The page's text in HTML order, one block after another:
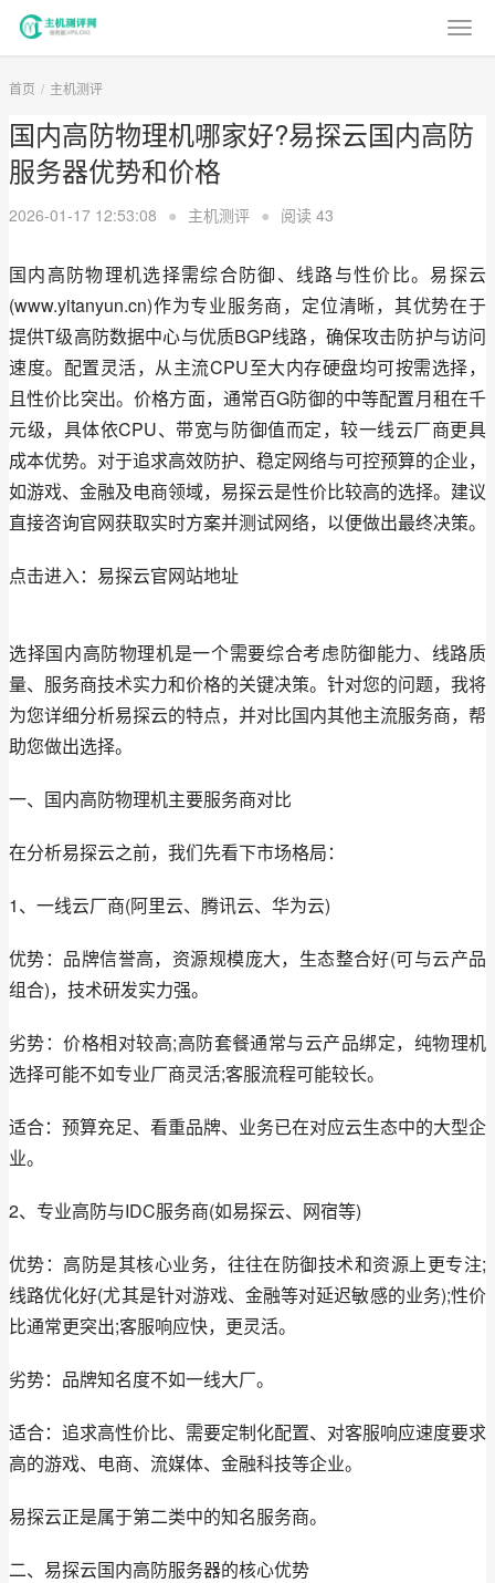
首页 主机测评
国内高防物理机哪家好?易探云国内高防
服务器优势和价格
2026-01-17 12:53:08 ● 主机测评 ● 阅读 43
国内高防物理机选择需综合防御、线路与性价比。易探云
(www.yitanyun.cn)作为专业服务商，定位清晰，其优势在于
提供T级高防数据中心与优质BGP线路，确保攻击防护与访问
速度。配置灵活，从主流CPU至大内存硬盘均可按需选择，
且性价比突出。价格方面，通常百G防御的中等配置月租在千
元级，具体依CPU、带宽与防御值而定，较一线云厂商更具
成本优势。对于追求高效防护、稳定网络与可控预算的企业，
如游戏、金融及电商领域，易探云是性价比较高的选择。建议
直接咨询官网获取实时方案并测试网络，以便做出最终决策。
点击进入：易探云官网站地址
选择国内高防物理机是一个需要综合考虑防御能力、线路质
量、服务商技术实力和价格的关键决策。针对您的问题，我将
为您详细分析易探云的特点，并对比国内其他主流服务商，帮
助您做出选择。
一、国内高防物理机主要服务商对比
在分析易探云之前，我们先看下市场格局：
1、一线云厂商(阿里云、腾讯云、华为云)
优势：品牌信誉高，资源规模庞大，生态整合好(可与云产品
组合)，技术研发实力强。
劣势：价格相对较高;高防套餐通常与云产品绑定，纯物理机
选择可能不如专业厂商灵活;客服流程可能较长。
适合：预算充足、看重品牌、业务已在对应云生态中的大型企
业。
2、专业高防与IDC服务商(如易探云、网宿等)
优势：高防是其核心业务，往往在防御技术和资源上更专注;
线路优化好(尤其是针对游戏、金融等对延迟敏感的业务);性价
比通常更突出;客服响应快，更灵活。
劣势：品牌知名度不如一线大厂。
适合：追求高性价比、需要定制化配置、对客服响应速度要求
高的游戏、电商、流媒体、金融科技等企业。
易探云正是属于第二类中的知名服务商。
二、易探云国内高防服务器的核心优势